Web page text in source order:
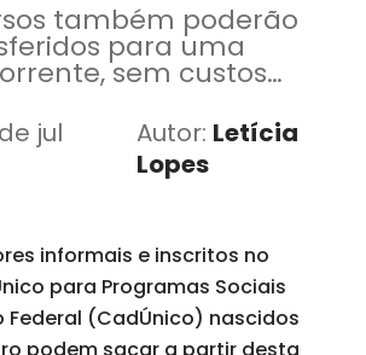
também poderão
para uma
sem custos
jul
Autor: Letícia
Lopes
informais e inscritos no
para Programas Sociais
Federal (CadÚnico) nascidos